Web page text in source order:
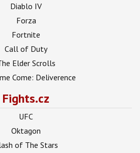
Diablo IV
Forza
Fortnite
Call of Duty
Elder Scrolls
Come: Deliverence
Fights.cz
UFC
Oktagon
of The Stars